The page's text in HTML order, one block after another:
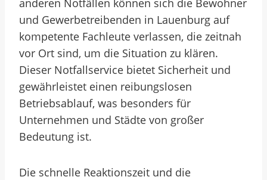
anderen Notfällen können sich die Bewohner
und Gewerbetreibenden in Lauenburg auf
kompetente Fachleute verlassen, die zeitnah
vor Ort sind, um die Situation zu klären.
Dieser Notfallservice bietet Sicherheit und
gewährleistet einen reibungslosen
Betriebsablauf, was besonders für
Unternehmen und Städte von großer
Bedeutung ist.
Die schnelle Reaktionszeit und die